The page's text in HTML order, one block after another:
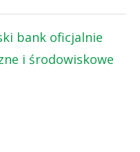
bank oficjalnie
i środowiskowe